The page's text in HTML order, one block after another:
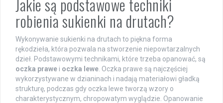
Jakie są podstawowe techniki
robienia sukienki na drutach?
Wykonywanie sukienki na drutach to piękna forma
rękodzieła, która pozwala na stworzenie niepowtarzalnych
dzieł. Podstawowymi technikami, które trzeba opanować, są
oczka prawe i oczka lewe . Oczka prawe są najczęściej
wykorzystywane w dzianinach i nadają materiałowi gładką
strukturę, podczas gdy oczka lewe tworzą wzory o
charakterystycznym, chropowatym wyglądzie. Opanowanie